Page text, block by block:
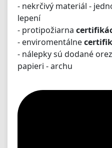
- nekrčivý materiál -
lepení
- protipožiarna
- enviromentálne
- nálepky sú dodané
papieri - archu